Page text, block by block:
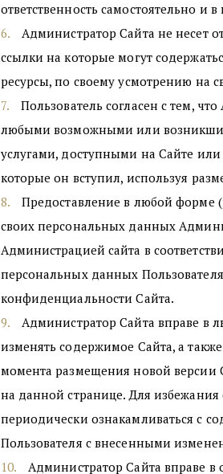
ответственность самостоятельно и
Администратор Сайта не несет
ссылки на которые могут
ресурсы, по своему усмотрению на
Пользователь согласен с тем,
любыми возможными или
услугами, доступными на Сайте
которые он вступил, используя
Предоставление в любой форме
своих персональных данных
Администрацией сайта в
персональных данных
конфиденциальности Сайта.
Администратор Сайта вправе в
изменять содержимое Сайта, а
момента размещения новой версии
на данной странице. Для
периодически ознакамливаться с
Пользователя с внесенными
Администратор Сайта вправе в